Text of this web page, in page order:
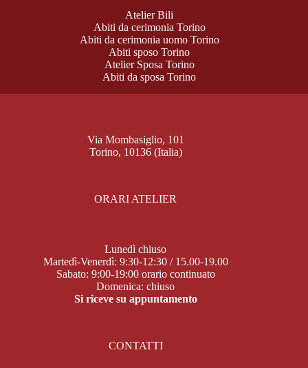
Atelier Bili
Abiti da cerimonia Torino
Abiti da cerimonia uomo Torino
Abiti sposo Torino
Atelier Sposa Torino
Abiti da sposa Torino
Via Mombasiglio, 101
Torino, 10136 (Italia)
ORARI ATELIER
Lunedì chiuso
Martedì-Venerdì: 9:30-12:30 / 15.00-19.00
Sabato: 9:00-19:00 orario continuato
Domenica: chiuso
Si riceve su appuntamento
CONTATTI